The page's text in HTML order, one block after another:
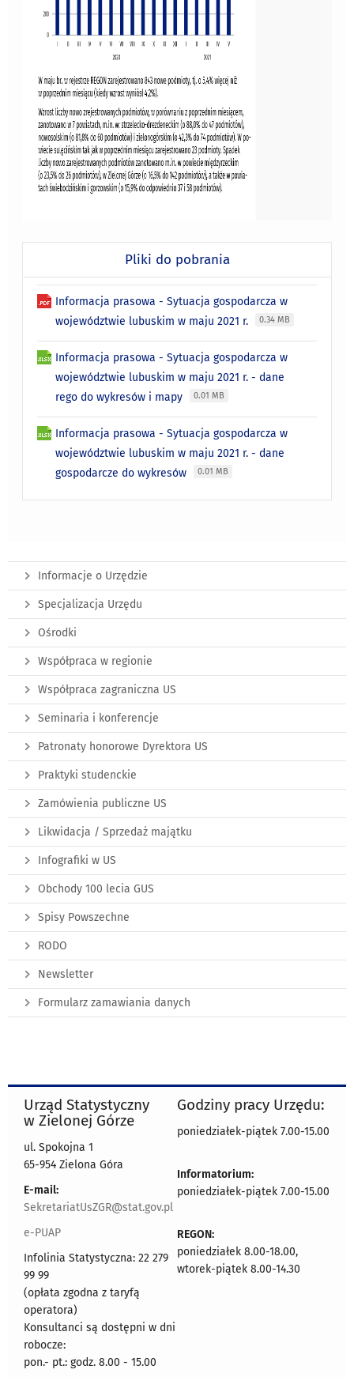
Pliki do pobrania
Informacja prasowa - Sytuacja gospodarcza w
województwie lubuskim w maju 2021 r.
0.34 MB
Informacja prasowa - Sytuacja gospodarcza w
województwie lubuskim w maju 2021 r. - dane
rego do wykresów i mapy
0.01 MB
Informacja prasowa - Sytuacja gospodarcza w
województwie lubuskim w maju 2021 r. - dane
gospodarcze do wykresów
0.01 MB
Informacje o Urzędzie
Specjalizacja Urzędu
Ośrodki
Współpraca w regionie
Współpraca zagraniczna US
Seminaria i konferencje
Patronaty honorowe Dyrektora US
Praktyki studenckie
Zamówienia publiczne US
Likwidacja / Sprzedaż majątku
Infografiki w US
Obchody 100 lecia GUS
Spisy Powszechne
RODO
Newsletter
Formularz zamawiania danych
Urząd Statystyczny
w Zielonej Górze
ul. Spokojna 1
65-954 Zielona Góra
E-mail:
SekretariatUsZGR@stat.gov.pl
e-PUAP
Infolinia Statystyczna: 22 279
99 99
(opłata zgodna z taryfą
operatora)
Konsultanci są dostępni w dni
robocze:
pon.- pt.: godz. 8.00 - 15.00
Godziny pracy Urzędu:
poniedziałek-piątek 7.00-15.00
Informatorium:
poniedziałek-piątek 7.00-15.00
REGON:
poniedziałek 8.00-18.00,
wtorek-piątek 8.00-14.30